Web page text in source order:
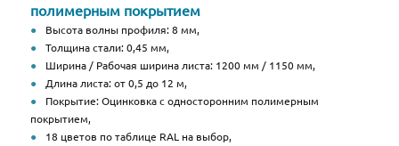
полимерным покрытием
Высота волны профиля: 8 мм,
Толщина стали: 0,45 мм,
Ширина / Рабочая ширина листа: 1200 мм / 1150 мм,
Длина листа: от 0,5 до 12 м,
Покрытие: Оцинковка с односторонним полимерным
покрытием,
18 цветов по таблице RAL на выбор,